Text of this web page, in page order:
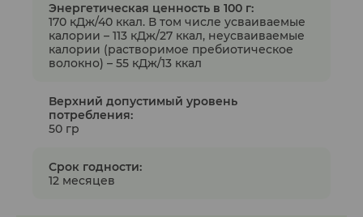
Энергетическая ценность в 100 г:
170 кДж/40 ккал. В том числе усваиваемые
калории – 113 кДж/27 ккал, неусваиваемые
калории (растворимое пребиотическое
волокно) – 55 кДж/13 ккал
Верхний допустимый уровень
потребления:
50 гр
Срок годности:
12 месяцев